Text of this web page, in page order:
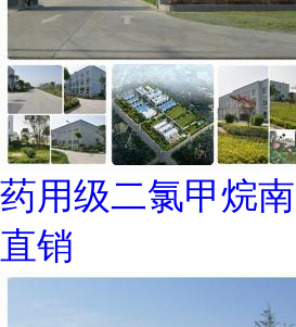
药用级二氯甲烷
直销